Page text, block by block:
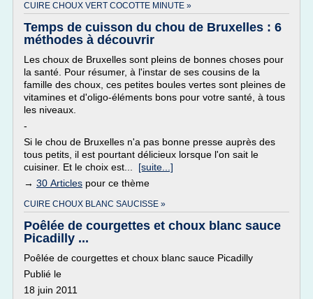
CUIRE CHOUX VERT COCOTTE MINUTE »
Temps de cuisson du chou de Bruxelles : 6
méthodes à découvrir
Les choux de Bruxelles sont pleins de bonnes choses pour
la santé. Pour résumer, à l'instar de ses cousins de la
famille des choux, ces petites boules vertes sont pleines de
vitamines et d'oligo-éléments bons pour votre santé, à tous
les niveaux.
-
Si le chou de Bruxelles n'a pas bonne presse auprès des
tous petits, il est pourtant délicieux lorsque l'on sait le
cuisiner. Et le choix est... [suite...]
→ 30 Articles pour ce thème
CUIRE CHOUX BLANC SAUCISSE »
Poêlée de courgettes et choux blanc sauce
Picadilly ...
Poêlée de courgettes et choux blanc sauce Picadilly
Publié le
18 juin 2011